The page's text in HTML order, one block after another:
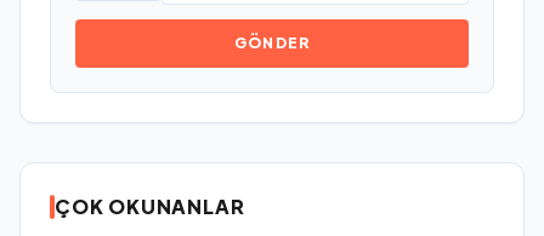
GÖNDER
ÇOK OKUNANLAR